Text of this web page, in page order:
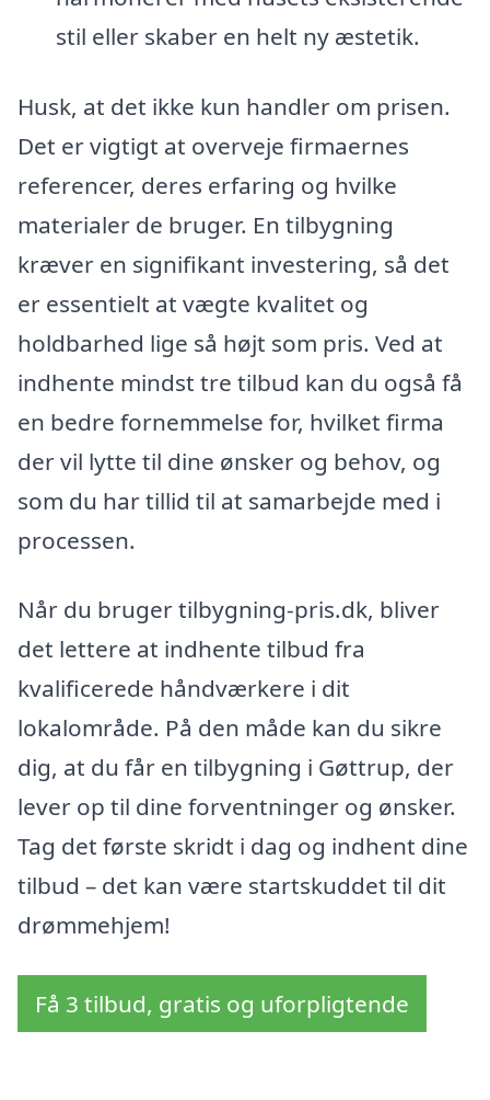
stil eller skaber en helt ny æstetik.
Husk, at det ikke kun handler om prisen.
Det er vigtigt at overveje firmaernes
referencer, deres erfaring og hvilke
materialer de bruger. En tilbygning
kræver en signifikant investering, så det
er essentielt at vægte kvalitet og
holdbarhed lige så højt som pris. Ved at
indhente mindst tre tilbud kan du også få
en bedre fornemmelse for, hvilket firma
der vil lytte til dine ønsker og behov, og
som du har tillid til at samarbejde med i
processen.
Når du bruger tilbygning-pris.dk, bliver
det lettere at indhente tilbud fra
kvalificerede håndværkere i dit
lokalområde. På den måde kan du sikre
dig, at du får en tilbygning i Gøttrup, der
lever op til dine forventninger og ønsker.
Tag det første skridt i dag og indhent dine
tilbud – det kan være startskuddet til dit
drømmehjem!
Få 3 tilbud, gratis og uforpligtende